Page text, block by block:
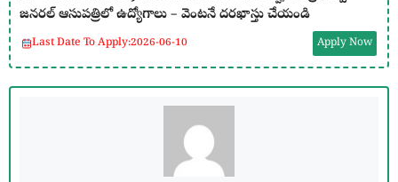
జనరల్ ఆసుపత్రిలో ఉద్యోగాలు – వెంటనే దరఖాస్తు చేయండి
Last Date To Apply:2026-06-10 Apply Now